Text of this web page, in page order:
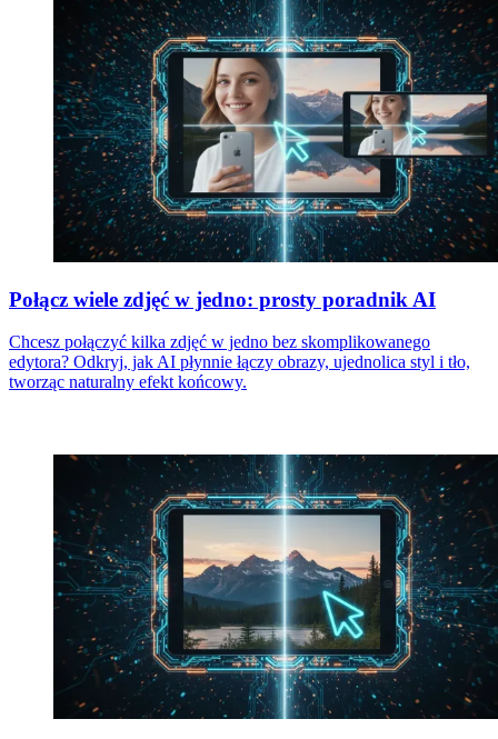
Połącz wiele zdjęć w jedno: prosty poradnik AI
Chcesz połączyć kilka zdjęć w jedno bez skomplikowanego
edytora? Odkryj, jak AI płynnie łączy obrazy, ujednolica styl i tło,
tworząc naturalny efekt końcowy.